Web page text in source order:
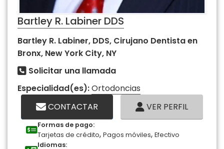
Bartley R. Labiner DDS
Bartley R. Labiner, DDS, Cirujano Dentista en
Bronx, New York City, NY
Solicitar una llamada
Especialidad(es):Ortodoncias
CONTACTAR
VER PERFIL
Formas de pago:
Tarjetas de crédito, Pagos móviles, Efectivo
Idiomas: